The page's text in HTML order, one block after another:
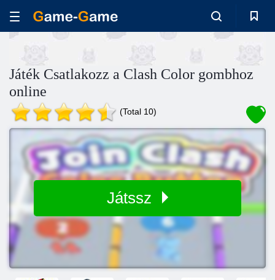
Játék Csatlakozz a Clash Color gombhoz
online
(Total 10)
Játssz